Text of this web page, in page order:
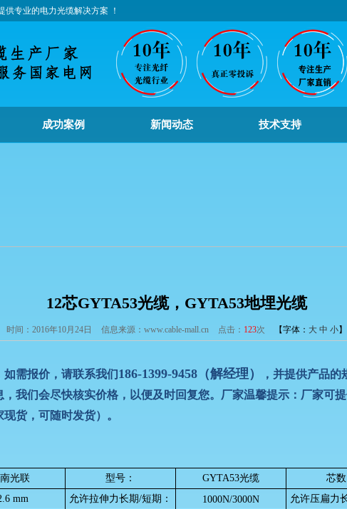
专业的电力光缆解决方案 ！
成功案例 新闻动态 技术支持
12芯GYTA53光缆，GYTA53地埋光缆
时间：2016年10月24日 信息来源：www.cable-mall.cn 点击： 123次 【字体： 大 中 小】
需报价，请联系我们186-1399-9458（解经理）
，并提供产品
，我们会尽快核实价格，以便及时回复您。 厂家温馨提示：厂家可
货，可随时发货）。
光联 型号： GYTA53光缆 芯数
mm 允许拉伸力长期/短期： 1000N/3000N 允许压扁力